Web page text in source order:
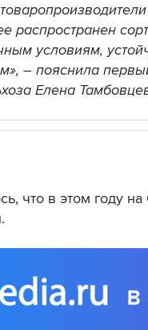
распространен
условиям,
– пояснила
Елена
что в этом году